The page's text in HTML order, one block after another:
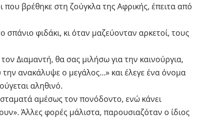
που βρέθηκε στη ζούγκλα της Αφρικής, έπειτα από
σπάνιο φιδάκι, κι όταν μαζεύονταν αρκετοί, τους
Διαμαντή, θα σας μιλήσω για την καινούργια,
ανακάλυψε ο μεγάλος…» και έλεγε ένα όνομα
αληθινό.
αμέσως τον πονόδοντο, ενώ κάνει
Άλλες φορές μάλιστα, παρουσιαζόταν ο ίδιος